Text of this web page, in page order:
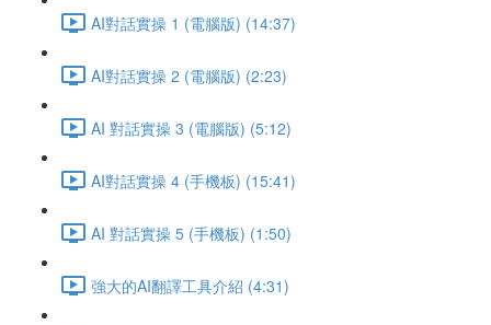
AI對話實操 1 (電腦版) (14:37)
AI對話實操 2 (電腦版) (2:23)
AI 對話實操 3 (電腦版) (5:12)
AI對話實操 4 (手機板) (15:41)
AI 對話實操 5 (手機板) (1:50)
強大的AI翻譯工具介紹 (4:31)